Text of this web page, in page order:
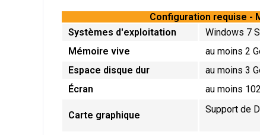
Configuration requise -
Systèmes d'exploitation
Windows 7
Mémoire vive
au moins 2
Espace disque dur
au moins 3
Écran
au moins
Carte graphique
Support de